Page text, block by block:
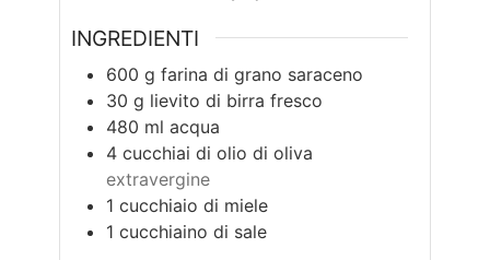
INGREDIENTI
600 g farina di grano saraceno
30 g lievito di birra fresco
480 ml acqua
4 cucchiai di olio di oliva
extravergine
1 cucchiaio di miele
1 cucchiaino di sale